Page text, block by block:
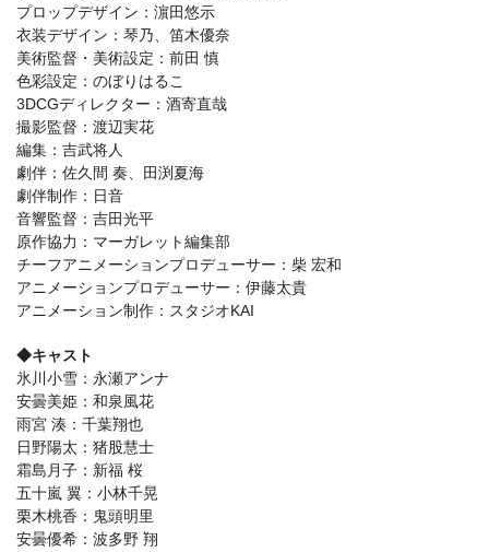
プロップデザイン：濵田悠示
衣装デザイン：琴乃、笛木優奈
美術監督・美術設定：前田 慎
色彩設定：のぼりはるこ
3DCGディレクター：酒寄直哉
撮影監督：渡辺実花
編集：吉武将人
劇伴：佐久間 奏、田渕夏海
劇伴制作：日音
音響監督：吉田光平
原作協力：マーガレット編集部
チーフアニメーションプロデューサー：柴 宏和
アニメーションプロデューサー：伊藤太貴
アニメーション制作：スタジオKAI
◆キャスト
氷川小雪：永瀬アンナ
安曇美姫：和泉風花
雨宮 湊：千葉翔也
日野陽太：猪股慧士
霜島月子：新福 桜
五十嵐 翼：小林千晃
栗木桃香：鬼頭明里
安曇優希：波多野 翔